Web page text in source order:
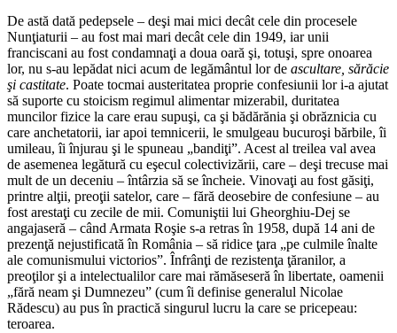
De astă dată pedepsele – deşi mai mici decât cele din procesele
Nunţiaturii – au fost mai mari decât cele din 1949, iar unii
franciscani au fost condamnaţi a doua oară şi, totuşi, spre onoarea
lor, nu s-au lepădat nici acum de legământul lor de ascultare, sărăcie
şi castitate. Poate tocmai austeritatea proprie confesiunii lor i-a ajutat
să suporte cu stoicism regimul alimentar mizerabil, duritatea
muncilor fizice la care erau supuşi, ca şi bădărănia şi obrăznicia cu
care anchetatorii, iar apoi temnicerii, le smulgeau bucuroşi bărbile, îi
umileau, îi înjurau şi le spuneau „bandiţi”. Acest al treilea val avea
de asemenea legătură cu eşecul colectivizării, care – deşi trecuse mai
mult de un deceniu – întârzia să se încheie. Vinovaţi au fost găsiţi,
printre alţii, preoţii satelor, care – fără deosebire de confesiune – au
fost arestaţi cu zecile de mii. Comuniştii lui Gheorghiu-Dej se
angajaseră – când Armata Roşie s-a retras în 1958, după 14 ani de
prezenţă nejustificată în România – să ridice ţara „pe culmile înalte
ale comunismului victorios”. Înfrânţi de rezistenţa ţăranilor, a
preoţilor şi a intelectualilor care mai rămăseseră în libertate, oamenii
„fără neam şi Dumnezeu” (cum îi definise generalul Nicolae
Rădescu) au pus în practică singurul lucru la care se pricepeau:
teroarea.